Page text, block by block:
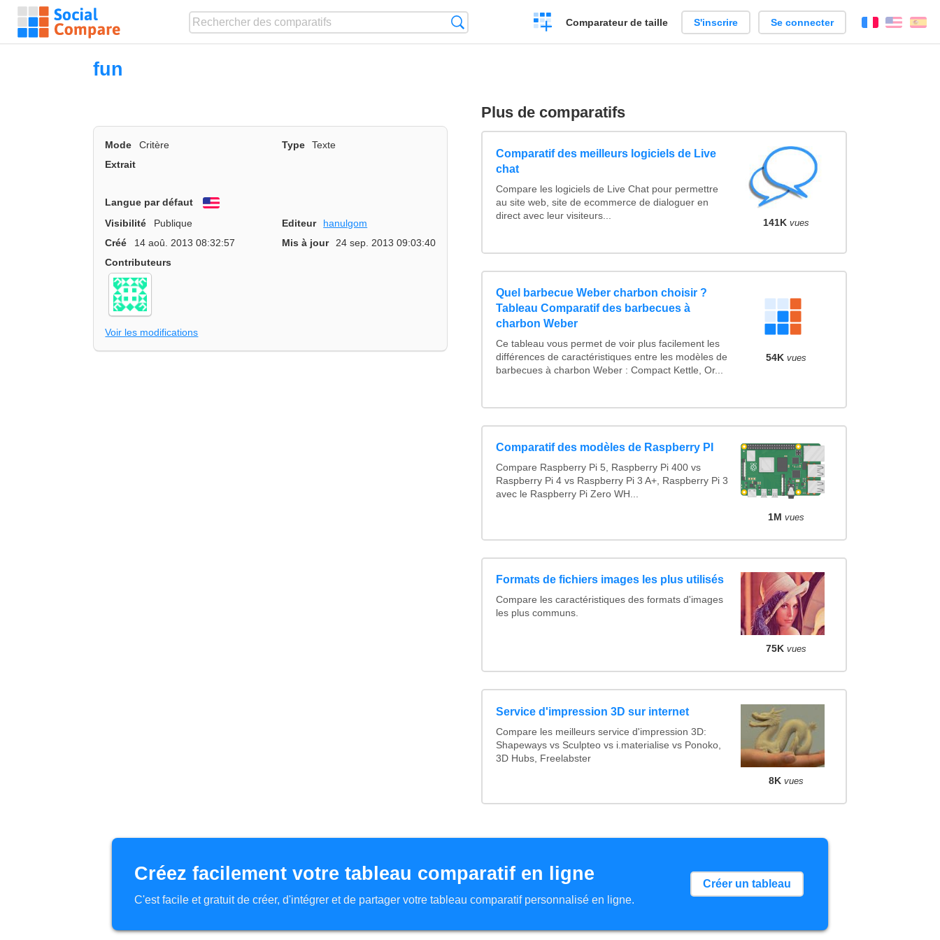
Créer
un
Comparateur de taille S'inscrire Se connecter FrançaisEnglish
fun
Mode Critère Type
Texte
Extrait
Langue par défaut
Visibilité
Publique Editeur
hanulgom
Créé
14 aoû. 2013 08:32:57 Mis à jour
24 sep. 2013 09:03:40
Contributeurs
Voir les modifications
Plus de comparatifs
Comparatif des meilleurs logiciels de Live
chat
Compare les logiciels de Live Chat pour permettre
au site web, site de ecommerce de dialoguer en
direct avec leur visiteurs...
141K vues
Quel barbecue Weber charbon choisir ?
Tableau Comparatif des barbecues à
charbon Weber
Ce tableau vous permet de voir plus facilement les
différences de caractéristiques entre les modèles de
barbecues à charbon Weber : Compact Kettle, Or...
54K vues
Comparatif des modèles de Raspberry PI
Compare Raspberry Pi 5, Raspberry Pi 400 vs
Raspberry Pi 4 vs Raspberry Pi 3 A+, Raspberry Pi 3
avec le Raspberry Pi Zero WH...
1M vues
Formats de fichiers images les plus utilisés
Compare les caractéristiques des formats d'images
les plus communs.
75K vues
Service d'impression 3D sur internet
Compare les meilleurs service d'impression 3D:
Shapeways vs Sculpteo vs i.materialise vs Ponoko,
3D Hubs, Freelabster
8K vues
Créez facilement votre tableau comparatif en ligne
C'est facile et gratuit de créer, d'intégrer et de partager votre tableau comparatif personnalisé en ligne.
Créer un tableau